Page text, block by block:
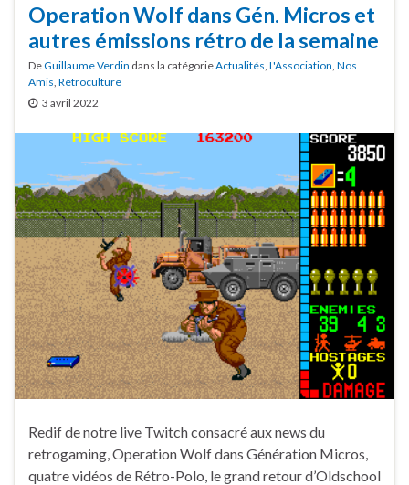
Operation Wolf dans Gén. Micros et
autres émissions rétro de la semaine
DeGuillaume Verdin dans la catégorieActualités L'Association Nos
Amis Retroculture
3 avril 2022
Redif de notre live Twitch consacré aux news du
retrogaming, Operation Wolf dans Génération Micros,
quatre vidéos de Rétro-Polo, le grand retour d’Oldschool